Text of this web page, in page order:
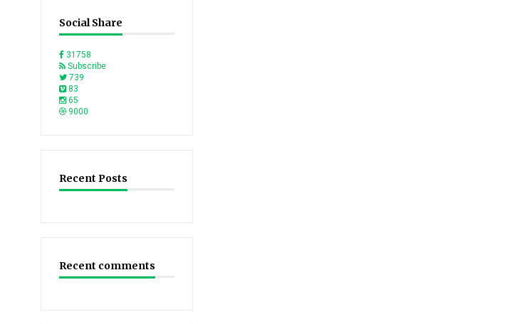
Social Share
31758
Subscribe
739
83
65
9000
Recent Posts
Recent comments